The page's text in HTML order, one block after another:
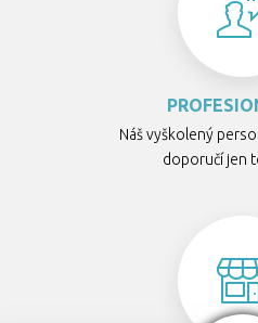
Náš vyškolený
doporučí jen